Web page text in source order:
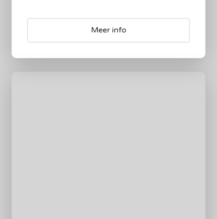
Meer info